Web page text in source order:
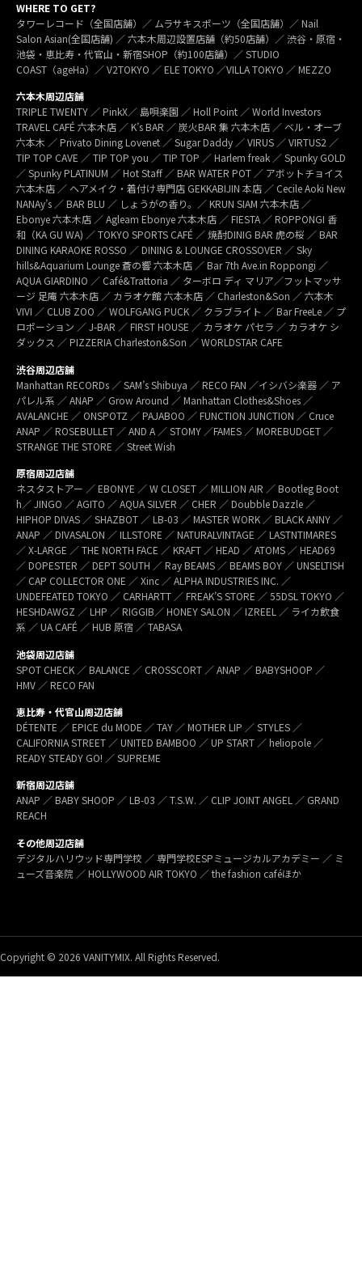
WHERE TO GET?
タワーレコード（全国店舗）／ ムラサキスポーツ（全国店舗）／ Nail
Salon Asian(全国店舗) ／ 六本木周辺設置店舗（約50店舗）／ 渋谷・原宿・
池袋・恵比寿・代官山・新宿SHOP（約100店舗）／ STUDIO
COAST（ageHa）／ V2TOKYO ／ ELE TOKYO ／VILLA TOKYO ／ MEZZO
六本木周辺店舗
TRIPLE TWENTY ／ PinkX／ 島唄楽園 ／ Holl Point ／ World Investors
TRAVEL CAFÉ 六本木店 ／ K’s BAR ／ 炭火BAR 集 六本木店 ／ ベル・オーブ
六本木 ／ Privato Dining Lovenet ／ Sugar Daddy ／ VIRUS ／ VIRTUS2 ／
TIP TOP CAVE ／ TIP TOP you ／ TIP TOP ／ Harlem freak ／ Spunky GOLD
／ Spunky PLATINUM ／ Hot Staff ／ BAR WATER POT ／ アボットチョイス
六本木店 ／ ヘアメイク・着付け専門店 GEKKABIJIN 本店 ／ Cecile Aoki New
NANAy’s ／ BAR BLU ／ しょうがの香り。／ KRUN SIAM 六本木店 ／
Ebonye 六本木店 ／ Agleam Ebonye 六本木店 ／ FIESTA ／ ROPPONGI 香
和（KA GU WA) ／ TOKYO SPORTS CAFÉ ／ 焼酎DINIG BAR 虎の桜 ／ BAR
DINING KARAOKE ROSSO ／ DINING & LOUNGE CROSSOVER ／ Sky
hills&Aquarium Lounge 蒼の響 六本木店 ／ Bar 7th Ave.in Roppongi ／
AQUA GIARDINO ／ Café&Trattoria ／ ターボロ ディ マリア／フットマッサ
ージ 足庵 六本木店 ／ カラオケ館 六本木店 ／ Charleston&Son ／ 六本木
VIVI ／ CLUB ZOO ／ WOLFGANG PUCK ／ クラブライト ／ Bar FreeLe ／ プ
ロポーション ／ J-BAR ／ FIRST HOUSE ／ カラオケ パセラ ／ カラオケ シ
ダックス ／ PIZZERIA Charleston&Son ／ WORLDSTAR CAFE
渋谷周辺店舗
Manhattan RECORDs ／ SAM’s Shibuya ／ RECO FAN ／イシバシ楽器 ／ ア
パレル系 ／ ANAP ／ Grow Around ／ Manhattan Clothes&Shoes ／
AVALANCHE ／ ONSPOTZ ／ PAJABOO ／ FUNCTION JUNCTION ／ Cruce
ANAP ／ ROSEBULLET ／ AND A ／ STOMY ／FAMES ／ MOREBUDGET ／
STRANGE THE STORE ／ Street Wish
原宿周辺店舗
ネスタストアー ／ EBONYE ／ W CLOSET ／ MILLION AIR ／ Bootleg Boot
h／ JINGO ／ AGITO ／ AQUA SILVER ／ CHER ／ Doubble Dazzle ／
HIPHOP DIVAS ／ SHAZBOT ／ LB-03 ／ MASTER WORK ／ BLACK ANNY ／
ANAP ／ DIVASALON ／ ILLSTORE ／ NATURALVINTAGE ／ LASTNTIMARES
／ X-LARGE ／ THE NORTH FACE ／ KRAFT ／ HEAD ／ ATOMS ／ HEAD69
／ DOPESTER ／ DEPT SOUTH ／ Ray BEAMS ／ BEAMS BOY ／ UNSELTISH
／ CAP COLLECTOR ONE ／ Xinc ／ ALPHA INDUSTRIES INC. ／
UNDEFEATED TOKYO ／ CARHARTT ／ FREAK’S STORE ／ 55DSL TOKYO ／
HESHDAWGZ ／ LHP ／ RIGGIB／ HONEY SALON ／ IZREEL ／ ライカ飲食
系 ／ UA CAFÉ ／ HUB 原宿 ／ TABASA
池袋周辺店舗
SPOT CHECK ／ BALANCE ／ CROSSCORT ／ ANAP ／ BABYSHOOP ／
HMV ／ RECO FAN
恵比寿・代官山周辺店舗
DÉTENTE ／ EPICE du MODE ／ TAY ／ MOTHER LIP ／ STYLES ／
CALIFORNIA STREET ／ UNITED BAMBOO ／ UP START ／ heliopole ／
READY STEADY GO! ／ SUPREME
新宿周辺店舗
ANAP ／ BABY SHOOP ／ LB-03 ／ T.S.W. ／ CLIP JOINT ANGEL ／ GRAND
REACH
その他周辺店舗
デジタルハリウッド専門学校 ／ 専門学校ESPミュージカルアカデミー ／ ミ
ューズ音楽院 ／ HOLLYWOOD AIR TOKYO ／ the fashion caféほか
Copyright © 2026 VANITYMIX. All Rights Reserved.